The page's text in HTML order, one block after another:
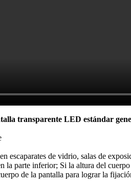
transparente LED estándar
escaparates de vidrio, salas de
la parte inferior; Si la altura del
de la pantalla para lograr la